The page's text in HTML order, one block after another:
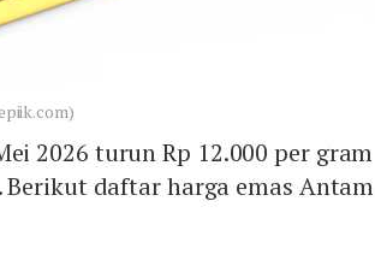
2026 turun Rp 12.000 per gram
Berikut daftar harga emas Antam